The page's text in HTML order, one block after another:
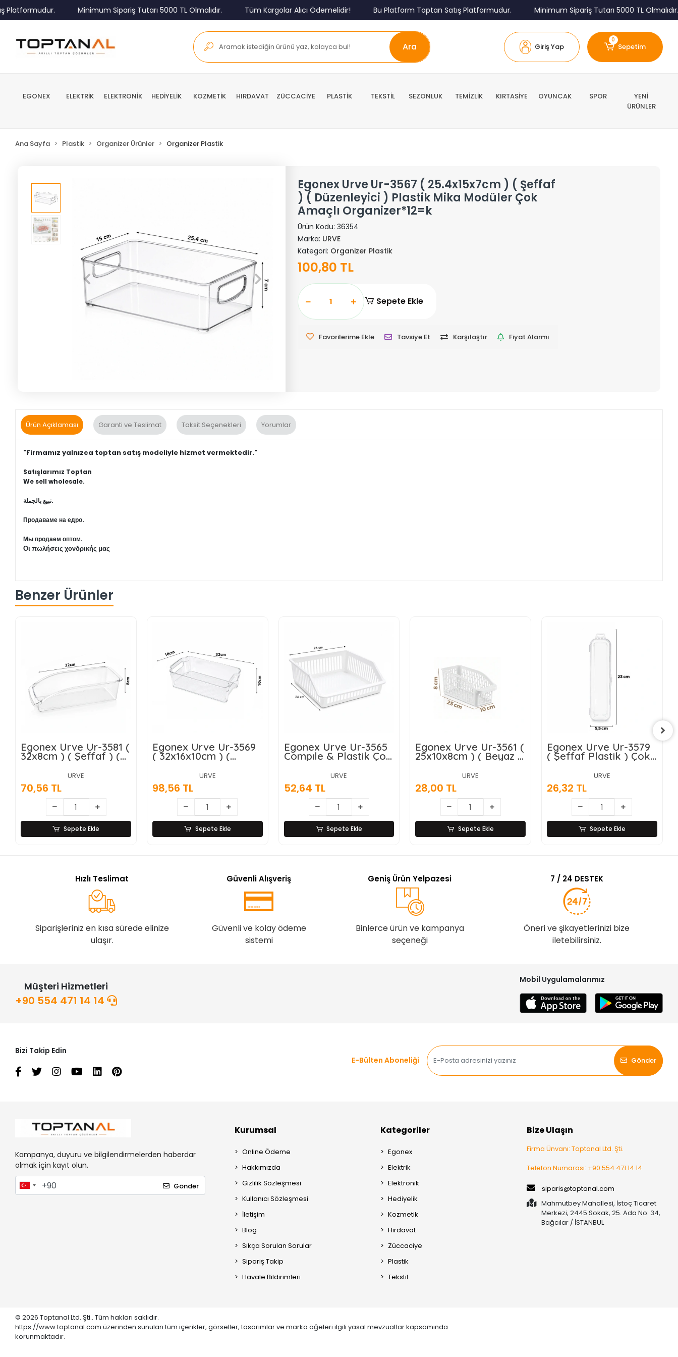
Minimum Sipariş Tutarı 5000 TL Olmalıdır. Tüm Kargolar Alıcı Ödemelidir! Bu Platform Toptan Satış Platformudur. Minimum Sipariş Tutarı 5000 TL Olmalıdır.
Ara Giriş Yap
0
Sepetim
EGONEX ELEKTRİK ELEKTRONİK HEDİYELİK KOZMETİK HIRDAVAT ZÜCCACİYE PLASTİK TEKSTİL SEZONLUK TEMİZLİK KIRTASİYE OYUNCAK SPOR
YENİ
ÜRÜNLER
Ana Sayfa Plastik Organizer Ürünler Organizer Plastik
Egonex Urve Ur-3567 ( 25.4x15x7cm ) ( Şeffaf
) ( Düzenleyici ) Plastik Mika Modüler Çok
Amaçlı Organizer*12=k
Ürün Kodu: 36354
Marka: URVE
Kategori: Organizer Plastik
100,80 TL
Sepete Ekle
Favorilerime Ekle Tavsiye Et Karşılaştır Fiyat Alarmı
Ürün Açıklaması Garanti ve Teslimat Taksit Seçenekleri Yorumlar
"Firmamız yalnızca toptan satış modeliyle hizmet vermektedir."
Satışlarımız Toptan
We sell wholesale.
نبيع بالجملة.
Продаваме на едро.
Мы продаем оптом.
Οι πωλήσεις χονδρικής μας
Benzer Ürünler
Egonex Urve Ur-3581 (
32x8cm ) ( Şeffaf ) (
Düzenleyici ) Plastik
Mika Modüler Çok
Amaçlı Organizer*24=k
URVE
70,56 TL
Sepete Ekle
Egonex Urve Ur-3569
( 32x16x10cm ) (
Şeffaf ) ( Düzenleyici )
Plastik Mika Modüler
Çok Amaçlı
Organizer*24=k
URVE
98,56 TL
Sepete Ekle
Egonex Urve Ur-3565
Compıle & Plastik Çok
Amaçlı Organizer (
26x26cm )*36
URVE
52,64 TL
Sepete Ekle
Egonex Urve Ur-3561 (
25x10x8cm ) ( Beyaz )
( Mını ) ( Düzenleyici )
Plastik Çok Amaçlı
Organizer*60=k
URVE
28,00 TL
Sepete Ekle
Egonex Urve Ur-3579
( Şeffaf Plastik ) Çok
Amaçlı Organizer (
Kapaklı Kutu )
(23x5.5cm) Çatal
Bıçak Kutusu*12=k
URVE
26,32 TL
Sepete Ekle
Hızlı Teslimat
Siparişleriniz en kısa sürede elinize
ulaşır.
Güvenli Alışveriş
Güvenli ve kolay ödeme
sistemi
Geniş Ürün Yelpazesi
Binlerce ürün ve kampanya
seçeneği
7 / 24 DESTEK
Öneri ve şikayetlerinizi bize
iletebilirsiniz.
Müşteri Hizmetleri
+90 554 471 14 14
Mobil Uygulamalarımız
Bizi Takip Edin
E-Bülten Aboneliği
Gönder
Kampanya, duyuru ve bilgilendirmelerden haberdar
olmak için kayıt olun.
Gönder
Kurumsal
Online Ödeme
Hakkımızda
Gizlilik Sözleşmesi
Kullanıcı Sözleşmesi
İletişim
Blog
Sıkça Sorulan Sorular
Sipariş Takip
Havale Bildirimleri
Kategoriler
Egonex
Elektrik
Elektronik
Hediyelik
Kozmetik
Hırdavat
Züccaciye
Plastik
Tekstil
Bize Ulaşın
Firma Ünvanı: Toptanal Ltd. Şti.
Telefon Numarası: +90 554 471 14 14
siparis@toptanal.com
Mahmutbey Mahallesi, İstoç Ticaret
Merkezi, 2445 Sokak, 25. Ada No: 34,
Bağcılar / İSTANBUL
© 2026 Toptanal Ltd. Şti.. Tüm hakları saklıdır.
https://www.toptanal.com üzerinden sunulan tüm içerikler, görseller, tasarımlar ve marka öğeleri ilgili yasal mevzuatlar kapsamında
korunmaktadır.